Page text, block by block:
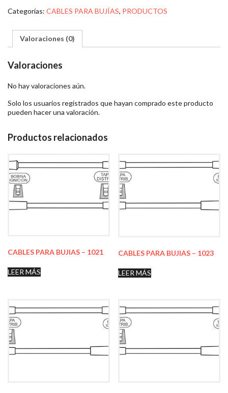
Categorías: CABLES PARA BUJÍAS, PRODUCTOS
Valoraciones (0)
Valoraciones
No hay valoraciones aún.
Solo los usuarios registrados que hayan comprado este producto
pueden hacer una valoración.
Productos relacionados
CABLES PARA BUJIAS – 1021
LEER MÁS
CABLES PARA BUJIAS – 1023
LEER MÁS